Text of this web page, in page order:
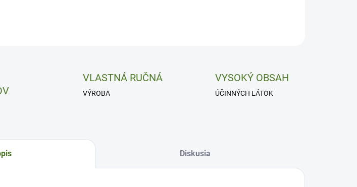
VLASTNÁ RUČNÁ
VÝROBA
VYSOKÝ OBSAH
ÚČINNÝCH LÁTOK
Diskusia